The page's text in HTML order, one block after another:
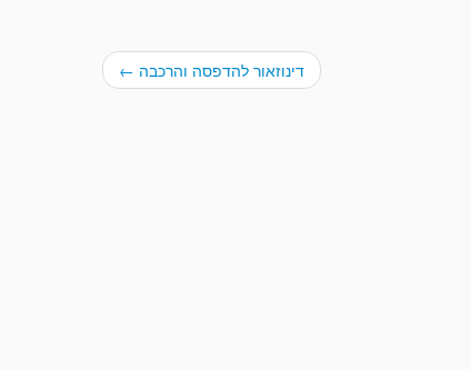
דינוזאור להדפסה והרכבה ←